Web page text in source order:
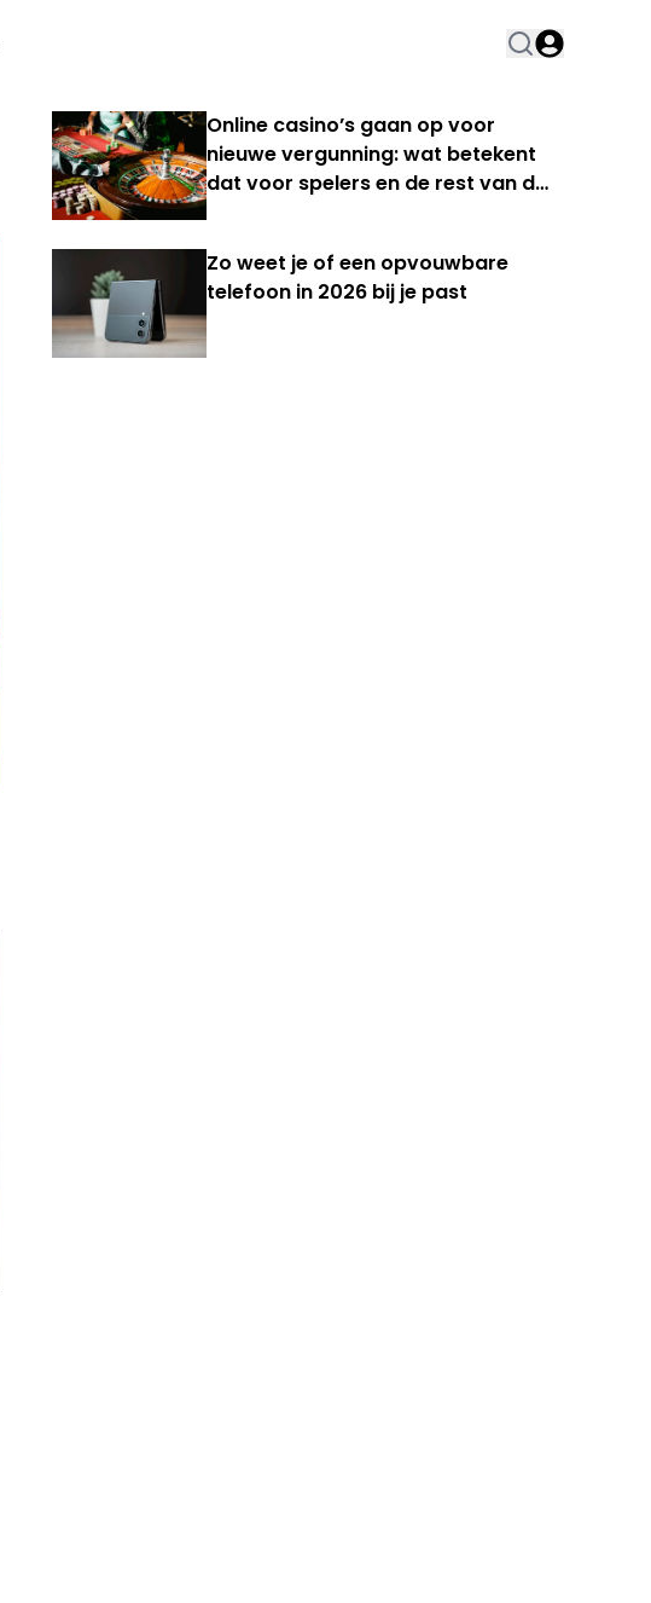
Online casino’s gaan op voor
nieuwe vergunning: wat betekent
dat voor spelers en de rest van de
Zo weet je of een opvouwbare
telefoon in 2026 bij je past